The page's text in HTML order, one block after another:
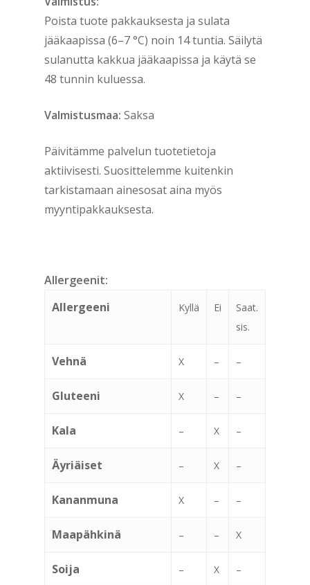
Poista tuote pakkauksesta ja sulata
jääkaapissa (6–7 °C) noin 14 tuntia. Säilytä
sulanutta kakkua jääkaapissa ja käytä se
48 tunnin kuluessa.
Valmistusmaa: Saksa
Päivitämme palvelun tuotetietoja
aktiivisesti. Suosittelemme kuitenkin
tarkistamaan ainesosat aina myös
myyntipakkauksesta.
Allergeenit:
Allergeeni
Kyllä Ei
Saat.
sis.
Vehnä X – –
Gluteeni X – –
Kala – X –
Äyriäiset – X –
Kananmuna X – –
Maapähkinä – – X
Soija – X –